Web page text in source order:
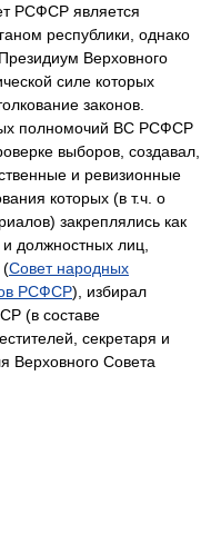
РСФСР является
республики, однако
Верховного
силе которых
законов.
полномочий ВС РСФСР
выборов, создавал,
и ревизионные
которых (в т.ч. о
закреплялись как
должностных лиц,
(Совет народных
РСФСР), избирал
(в составе
секретаря и
Верховного Совета